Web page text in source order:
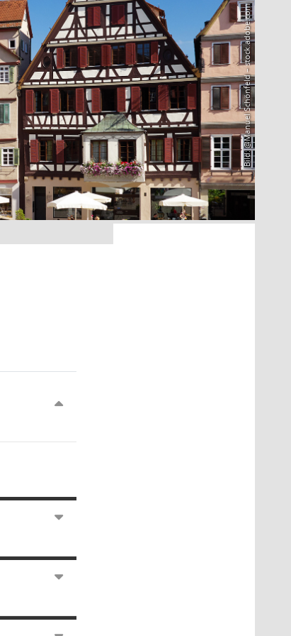
Bild: @Manuel Schönfeld – stock.adobe.com